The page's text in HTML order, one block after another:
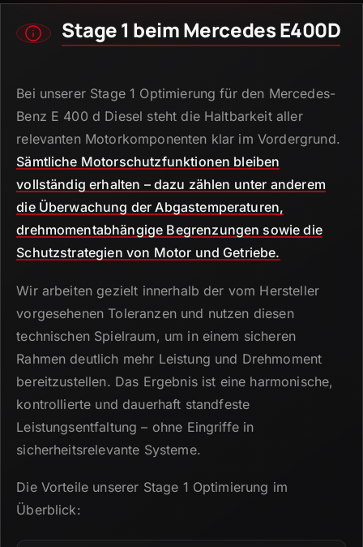
Stage 1 beim Mercedes E400D
Bei unserer Stage 1 Optimierung für den Mercedes-
Benz E 400 d Diesel steht die Haltbarkeit aller
relevanten Motorkomponenten klar im Vordergrund.
Sämtliche Motorschutzfunktionen bleiben
vollständig erhalten – dazu zählen unter anderem
die Überwachung der Abgastemperaturen,
drehmomentabhängige Begrenzungen sowie die
Schutzstrategien von Motor und Getriebe.
Wir arbeiten gezielt innerhalb der vom Hersteller
vorgesehenen Toleranzen und nutzen diesen
technischen Spielraum, um in einem sicheren
Rahmen deutlich mehr Leistung und Drehmoment
bereitzustellen. Das Ergebnis ist eine harmonische,
kontrollierte und dauerhaft standfeste
Leistungsentfaltung – ohne Eingriffe in
sicherheitsrelevante Systeme.
Die Vorteile unserer Stage 1 Optimierung im
Überblick: